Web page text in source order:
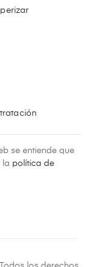
se entiende que
política de